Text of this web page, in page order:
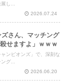
し...
2026.07.24
ズさん、マッチング
せますよ」ｗｗｗ
ンピオンズ」で、深刻な
ング...
2026.06.20